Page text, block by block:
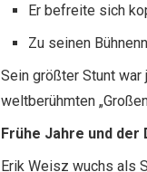
Er befreite sich
Zu seinen
Sein größter Stunt
weltberühmten
Frühe Jahre und der
Erik Weisz wuchs als